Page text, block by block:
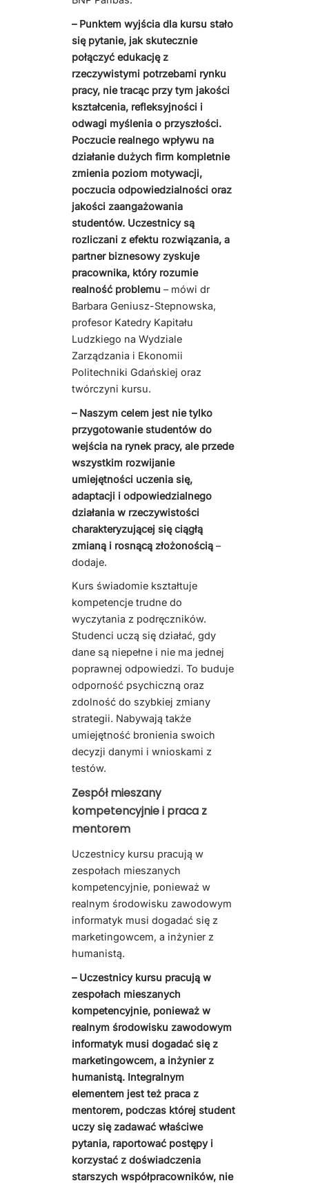
– Punktem wyjścia dla kursu stało
się pytanie, jak skutecznie
połączyć edukację z
rzeczywistymi potrzebami rynku
pracy, nie tracąc przy tym jakości
kształcenia, refleksyjności i
odwagi myślenia o przyszłości.
Poczucie realnego wpływu na
działanie dużych firm kompletnie
zmienia poziom motywacji,
poczucia odpowiedzialności oraz
jakości zaangażowania
studentów. Uczestnicy są
rozliczani z efektu rozwiązania, a
partner biznesowy zyskuje
pracownika, który rozumie
realność problemu – mówi dr
Barbara Geniusz-Stepnowska,
profesor Katedry Kapitału
Ludzkiego na Wydziale
Zarządzania i Ekonomii
Politechniki Gdańskiej oraz
twórczyni kursu.
– Naszym celem jest nie tylko
przygotowanie studentów do
wejścia na rynek pracy, ale przede
wszystkim rozwijanie
umiejętności uczenia się,
adaptacji i odpowiedzialnego
działania w rzeczywistości
charakteryzującej się ciągłą
zmianą i rosnącą złożonością –
dodaje.
Kurs świadomie kształtuje
kompetencje trudne do
wyczytania z podręczników.
Studenci uczą się działać, gdy
dane są niepełne i nie ma jednej
poprawnej odpowiedzi. To buduje
odporność psychiczną oraz
zdolność do szybkiej zmiany
strategii. Nabywają także
umiejętność bronienia swoich
decyzji danymi i wnioskami z
testów.
Zespół mieszany
kompetencyjnie i praca z
mentorem
Uczestnicy kursu pracują w
zespołach mieszanych
kompetencyjnie, ponieważ w
realnym środowisku zawodowym
informatyk musi dogadać się z
marketingowcem, a inżynier z
humanistą.
– Uczestnicy kursu pracują w
zespołach mieszanych
kompetencyjnie, ponieważ w
realnym środowisku zawodowym
informatyk musi dogadać się z
marketingowcem, a inżynier z
humanistą. Integralnym
elementem jest też praca z
mentorem, podczas której student
uczy się zadawać właściwe
pytania, raportować postępy i
korzystać z doświadczenia
starszych współpracowników, nie